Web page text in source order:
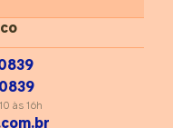
às 16h